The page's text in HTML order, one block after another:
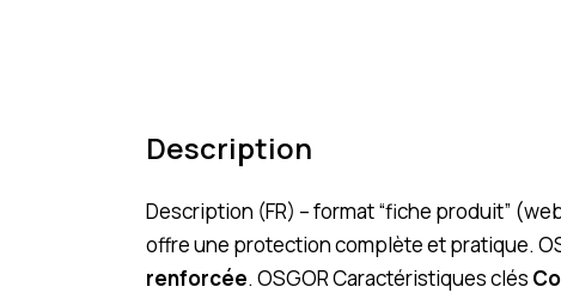
Description
Description (FR) – format “fiche produit”
offre une protection complète et pratique.
renforcée. OSGOR Caractéristiques clés